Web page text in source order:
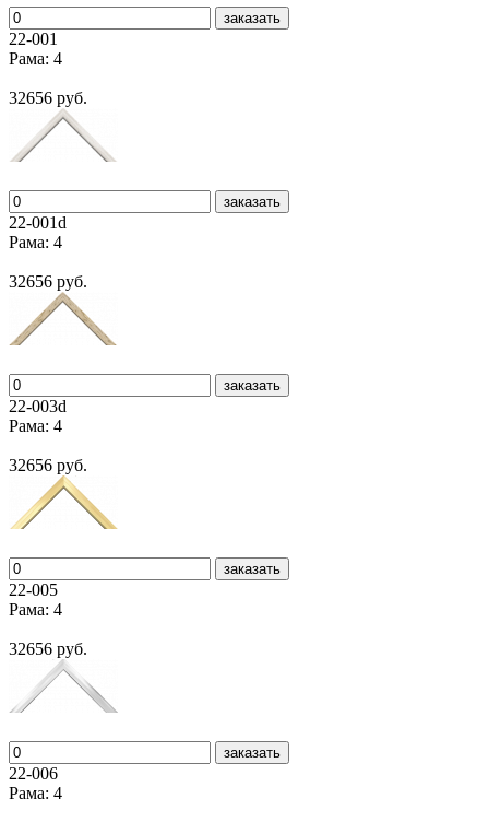
заказать
22-001
Рама: 4
32656 руб.
заказать
22-001d
Рама: 4
32656 руб.
заказать
22-003d
Рама: 4
32656 руб.
заказать
22-005
Рама: 4
32656 руб.
заказать
22-006
Рама: 4